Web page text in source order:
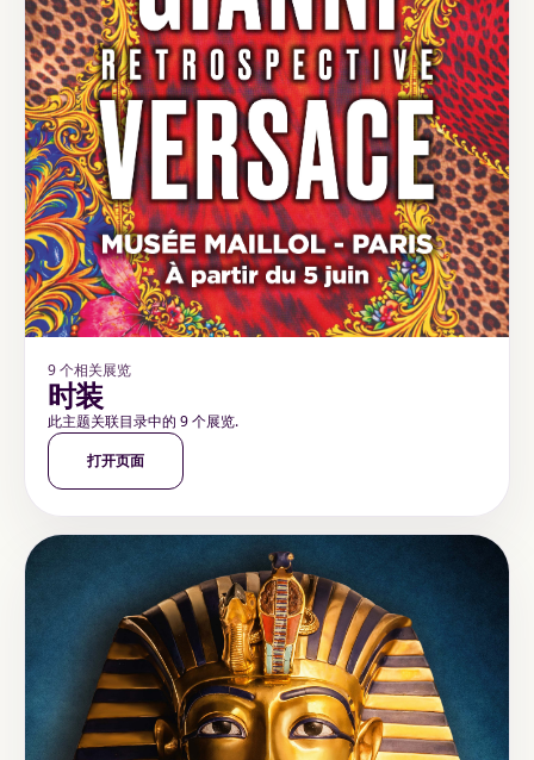
9 个相关展览
时装
此主题关联目录中的 9 个展览.
打开页面